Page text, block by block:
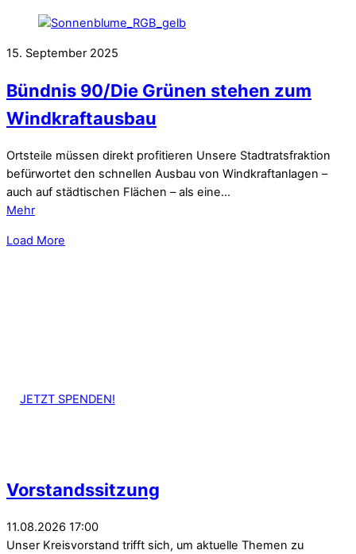
15. September 2025
Bündnis 90/Die Grünen stehen zum
Windkraftausbau
Ortsteile müssen direkt profitieren Unsere Stadtratsfraktion
befürwortet den schnellen Ausbau von Windkraftanlagen –
auch auf städtischen Flächen – als eine…
Mehr
Load More
JETZT SPENDEN!
Vorstandssitzung
11.08.2026 17:00
Unser Kreisvorstand trifft sich, um aktuelle Themen zu